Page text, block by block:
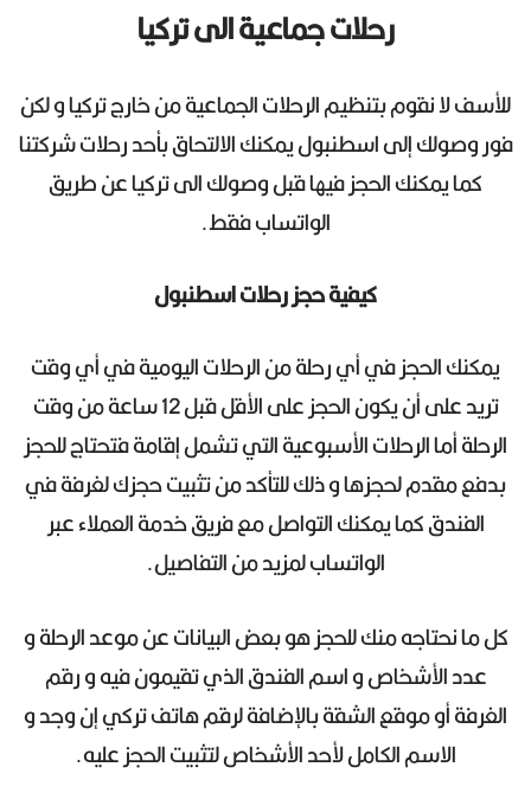
رحلات جماعية الى تركيا
للأسف لا نقوم بتنظيم الرحلات الجماعية من خارج تركيا و لكن
فور وصولك إلى اسطنبول يمكنك الالتحاق بأحد رحلات شركتنا
كما يمكنك الحجز فيها قبل وصولك الى تركيا عن طريق
الواتساب فقط.
كيفية حجز رحلات اسطنبول
يمكنك الحجز في أي رحلة من الرحلات اليومية في أي وقت
تريد على أن يكون الحجز على الأقل قبل 12 ساعة من وقت
الرحلة أما الرحلات الأسبوعية التي تشمل إقامة فتحتاج للحجز
بدفع مقدم لحجزها و ذلك للتأكد من تثبيت حجزك لغرفة في
الفندق كما يمكنك التواصل مع فريق خدمة العملاء عبر
الواتساب لمزيد من التفاصيل.
كل ما نحتاجه منك للحجز هو بعض البيانات عن موعد الرحلة و
عدد الأشخاص و اسم الفندق الذي تقيمون فيه و رقم
الغرفة أو موقع الشقة بالإضافة لرقم هاتف تركي إن وجد و
الاسم الكامل لأحد الأشخاص لتثبيت الحجز عليه.